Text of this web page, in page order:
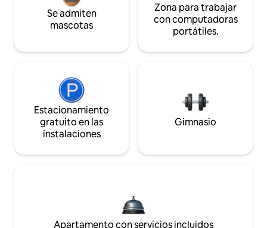
Se admiten
mascotas
Zona para trabajar
con computadoras
portátiles.
Estacionamiento
gratuito en las
instalaciones
Gimnasio
Apartamento con servicios incluidos